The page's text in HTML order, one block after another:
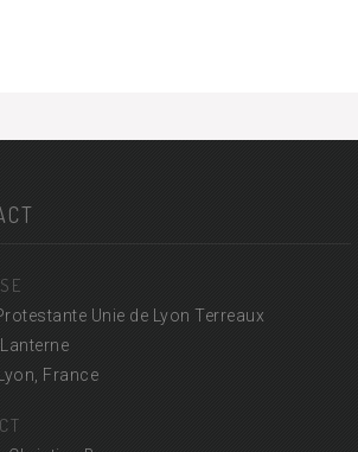
Unie de Lyon Terreaux
France